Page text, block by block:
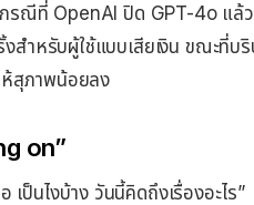
ณีที่ OpenAI ปิด GPT-4o แล้ว
สำหรับผู้ใช้แบบเสียเงิน ขณะที่บ
ห้สุภาพน้อยลง
on”
ป็นไงบ้าง วันนี้คิดถึงเรื่องอะไร”